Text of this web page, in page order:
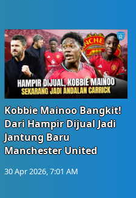
Kobbie Mainoo Bangkit!
Dari Hampir Dijual Jadi
Jantung Baru
Manchester United
30 Apr 2026, 7:01 AM